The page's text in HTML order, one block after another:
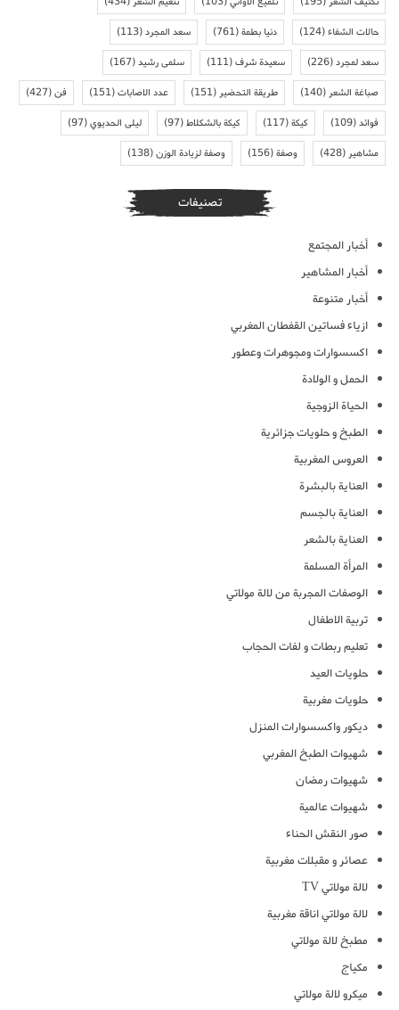
حالات الشفاء(124) دنيا بطمة(761) سعد المجرد(113)
سعد لمجرد(226) سعيدة شرف(111) سلمى رشيد(167)
صباغة الشعر(140) طريقة التحضير(151) عدد الاصابات(151) فن(427)
فوائد(109) كيكة(117) كيكة بالشكلاط(97) ليلى الحديوي(97)
مشاهير(428) وصفة(156) وصفة لزيادة الوزن(138)
تصنيفات
أخبار المجتمع
أخبار المشاهير
أخبار متنوعة
ازياء فساتين القفطان المغربي
اكسسوارات ومجوهرات وعطور
الحمل و الولادة
الحياة الزوجية
الطبخ و حلويات جزائرية
العروس المغربية
العناية بالبشرة
العناية بالجسم
العناية بالشعر
المرأة المسلمة
الوصفات المجربة من لالة مولاتي
تربية الاطفال
تعليم ربطات و لفات الحجاب
حلويات العيد
حلويات مغربية
ديكور واكسسوارات المنزل
شهيوات الطبخ المغربي
شهيوات رمضان
شهيوات عالمية
صور النقش الحناء
عصائر و مقبلات مغربية
لالة مولاتي TV
لالة مولاتي اناقة مغربية
مطبخ لالة مولاتي
مكياج
ميكرو لالة مولاتي